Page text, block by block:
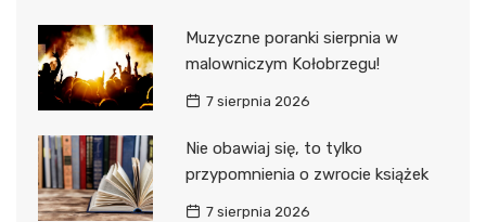
Muzyczne poranki sierpnia w
malowniczym Kołobrzegu!
7 sierpnia 2026
Nie obawiaj się, to tylko
przypomnienia o zwrocie książek
7 sierpnia 2026